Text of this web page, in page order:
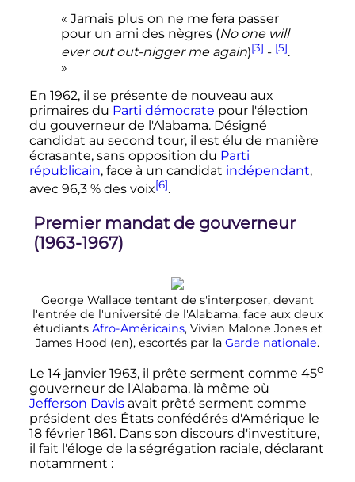
« Jamais plus on ne me fera passer
pour un ami des nègres (No one will
ever out out-nigger me again)[3] - [5].
»
En 1962, il se présente de nouveau aux
primaires du Parti démocrate pour l'élection
du gouverneur de l'Alabama. Désigné
candidat au second tour, il est élu de manière
écrasante, sans opposition du Parti
républicain, face à un candidat indépendant,
avec 96,3 % des voix[6].
Premier mandat de gouverneur
(1963-1967)
George Wallace tentant de s'interposer, devant
l'entrée de l'université de l'Alabama, face aux deux
étudiants Afro-Américains, Vivian Malone Jones et
James Hood (en), escortés par la Garde nationale.
Le 14 janvier 1963, il prête serment comme 45e
gouverneur de l'Alabama, là même où
Jefferson Davisavait prêté serment comme
président des États confédérés d'Amérique le
18 février 1861. Dans son discours d'investiture,
il fait l'éloge de la ségrégation raciale, déclarant
notamment :